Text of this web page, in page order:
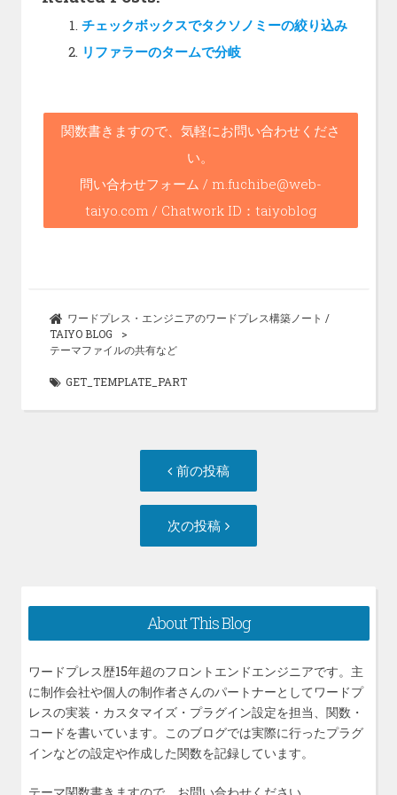
ce
b
o
k
チェックボックスでタクソノミーの絞り込み
リファラーのタームで分岐
関数書きますので、気軽にお問い合わせくださ
い。
問い合わせフォーム / m.fuchibe@web-
taiyo.com / Chatwork ID：taiyoblog
ワードプレス・エンジニアのワードプレス構築ノート /
TAIYO BLOG
テーマファイルの共有など
GET_TEMPLATE_PART
シ
ョ
ン
前の投稿
の
稿:
次の投稿
の
About This Blog
ワードプレス歴15年超のフロントエンドエンジニアです。主
に制作会社や個人の制作者さんのパートナーとしてワードプ
レスの実装・カスタマイズ・プラグイン設定を担当、関数・
コードを書いています。このブログでは実際に行ったプラグ
インなどの設定や作成した関数を記録しています。